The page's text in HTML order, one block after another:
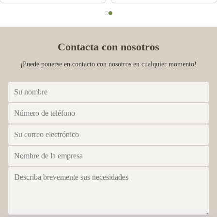
Contacta con nosotros
¡Puede ponerse en contacto con nosotros en cualquier momento!